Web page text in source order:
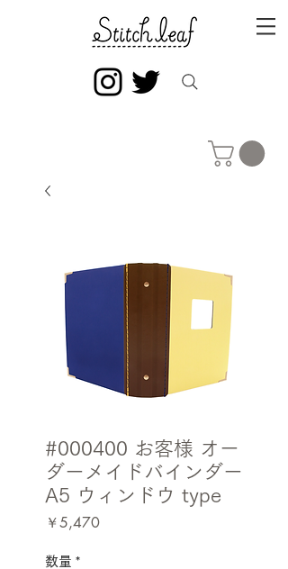
#000400 お客様 オー
ダーメイドバインダー
A5 ウィンドウ type
￥5,470価
数量 *